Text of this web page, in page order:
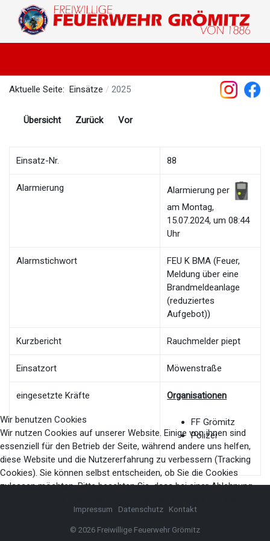
Aktuelle Seite: Einsätze 2025
Übersicht Zurück Vor
Einsatz-Nr. 88
Alarmierung
Alarmierung per
am Montag,
15.07.2024, um 08:44
Uhr
Alarmstichwort
FEU K BMA (Feuer,
Meldung über eine
Brandmeldeanlage
(reduziertes
Aufgebot))
Kurzbericht Rauchmelder piept
Einsatzort Möwenstraße
eingesetzte Kräfte Organisationen
FF Grömitz
Polizei
Impressum Datenschutz Kontakt
© 2026 Freiwillige Feuerwehr Grömitz
Wir benutzen Cookies
Wir nutzen Cookies auf unserer Website. Einige von ihnen sind
essenziell für den Betrieb der Seite, während andere uns helfen,
diese Website und die Nutzererfahrung zu verbessern (Tracking
Cookies). Sie können selbst entscheiden, ob Sie die Cookies
zulassen möchten. Bitte beachten Sie, dass bei einer Ablehnung